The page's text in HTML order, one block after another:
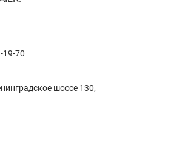
19-70
шоссе 130,